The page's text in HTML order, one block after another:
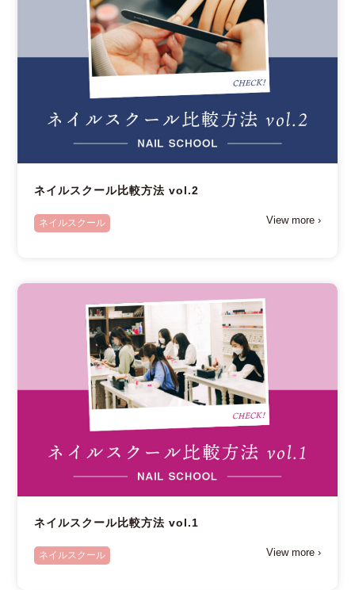
ネイルスクール比較方法 vol.2
ネイルスクール View more ›
ネイルスクール比較方法 vol.1
ネイルスクール View more ›